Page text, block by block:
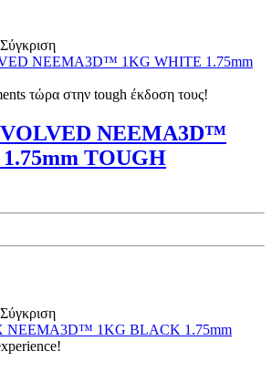
Σύγκριση
τώρα στην tough έκδοση τους!
NEEMA3D™
TOUGH
Σύγκριση